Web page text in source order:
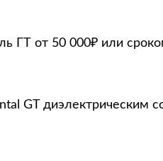
ГТ от 50 000₽ или
GT диэлектрическим